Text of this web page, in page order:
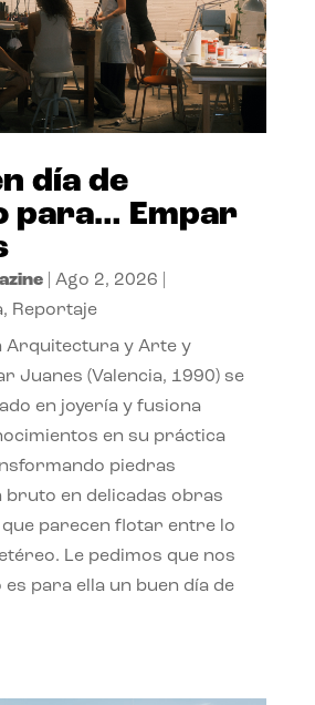
día de
para… Empar
| Ago 2, 2026
, Reportaje
Arquitectura y Arte y
Juanes (Valencia, 1990) se
en joyería y fusiona
en su práctica
piedras
bruto en delicadas obras
parecen flotar entre lo
Le pedimos que nos
es para ella un buen día de